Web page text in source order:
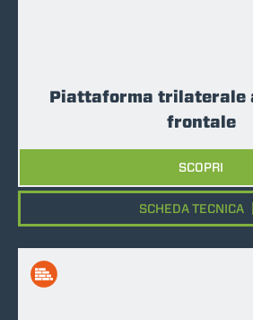
Piattaforma trilaterale
frontale
SCOPRI
SCHEDA TECNICA